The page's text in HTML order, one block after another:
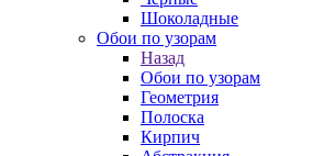
Шоколадные
Обои по узорам
Назад
Обои по узорам
Геометрия
Полоска
Кирпич